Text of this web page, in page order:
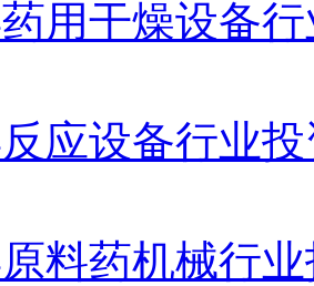
用干燥设备
应设备行业
料药机械行